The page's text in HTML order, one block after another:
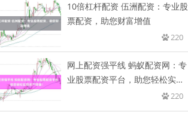
10倍杠杆配资 伍洲配资：专业股
票配资，助您财富增值
220
网上配资强平线 蚂蚁配资网：专
业股票配资平台，助您轻松实现
220